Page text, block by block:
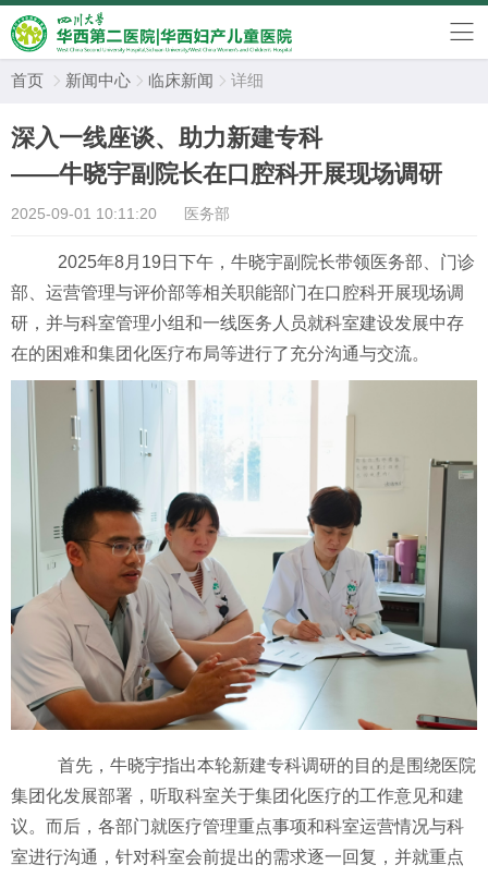
首页  新闻中心  临床新闻  详细
深入一线座谈、助力新建专科
——牛晓宇副院长在口腔科开展现场调研
2025-09-01 10:11:20 医务部
2025年8月 19 日下午，牛晓宇副院长带领医务部、门诊
部、运营管理与评价部等相关职能部门在口腔科开展现场调
研，并与科室管理小组和一线医务人员就科室建设发展中存
在的困难和集团化医疗布局等进行了充分沟通与交流。
首先，牛晓宇指出本轮新建专科调研的目的是围绕医院
集团化发展部署，听取科室关于集团化医疗的工作意见和建
议。而后， 各部门就医疗管理重点事项和科室运营情况与科
室进行沟通，针对科室会前提出的需求逐一回复，并就重点